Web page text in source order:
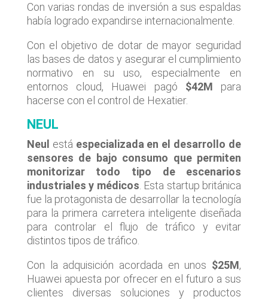
Con varias rondas de inversión a sus espaldas
había logrado expandirse internacionalmente.
Con el objetivo de dotar de mayor seguridad
las bases de datos y asegurar el cumplimiento
normativo en su uso, especialmente en
entornos cloud, Huawei pagó $42M para
hacerse con el control de Hexatier.
NEUL
Neul está especializada en el desarrollo de
sensores de bajo consumo que permiten
monitorizar todo tipo de escenarios
industriales y médicos . Esta startup británica
fue la protagonista de desarrollar la tecnología
para la primera carretera inteligente diseñada
para controlar el flujo de tráfico y evitar
distintos tipos de tráfico.
Con la adquisición acordada en unos $25M,
Huawei apuesta por ofrecer en el futuro a sus
clientes diversas soluciones y productos